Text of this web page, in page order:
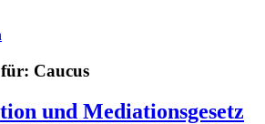
Caucus
und Mediationsgesetz